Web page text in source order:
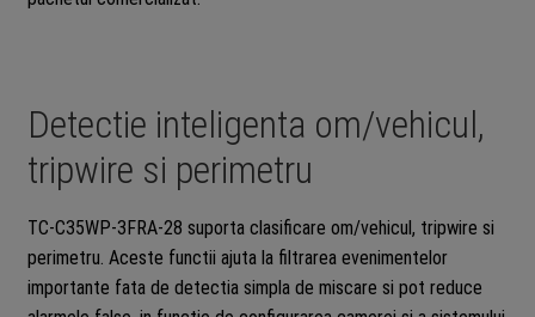
Detectie inteligenta om/vehicul,
tripwire si perimetru
TC-C35WP-3FRA-28 suporta clasificare om/vehicul, tripwire si
perimetru. Aceste functii ajuta la filtrarea evenimentelor
importante fata de detectia simpla de miscare si pot reduce